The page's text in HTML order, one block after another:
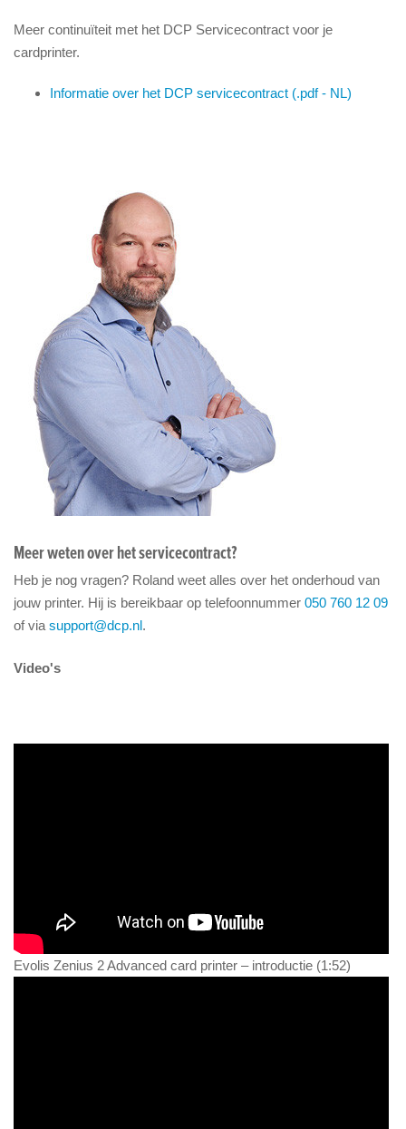
Meer continuïteit met het DCP Servicecontract voor je
cardprinter.
Informatie over het DCP servicecontract (.pdf - NL)
Meer weten over het servicecontract?
Heb je nog vragen? Roland weet alles over het onderhoud van
jouw printer. Hij is bereikbaar op telefoonnummer 050 760 12 09
of via support@dcp.nl.
Video's
Evolis Zenius 2 Advanced card printer – introductie (1:52)